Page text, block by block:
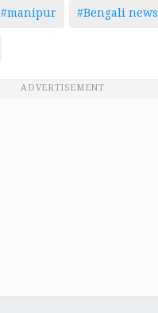
#manipur
#Bengali news
ADVERTISEMENT